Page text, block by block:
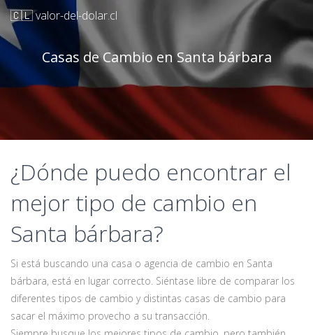
🇨🇱 valor-del-dolar.cl
Casas de Cambio en Santa bárbara
¿Dónde puedo encontrar el
mejor tipo de cambio en
Santa bárbara?
Si está buscando una casa o agencia de cambio en Santa
bárbara, está en lugar correcto. Siéntase libre de comparar los
diferentes tipos de cambio y distintas casas de cambio para
sacar el máximo provecho a su transacción.